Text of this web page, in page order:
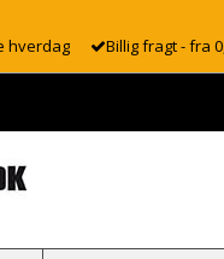
hverdag Billig fragt - fra